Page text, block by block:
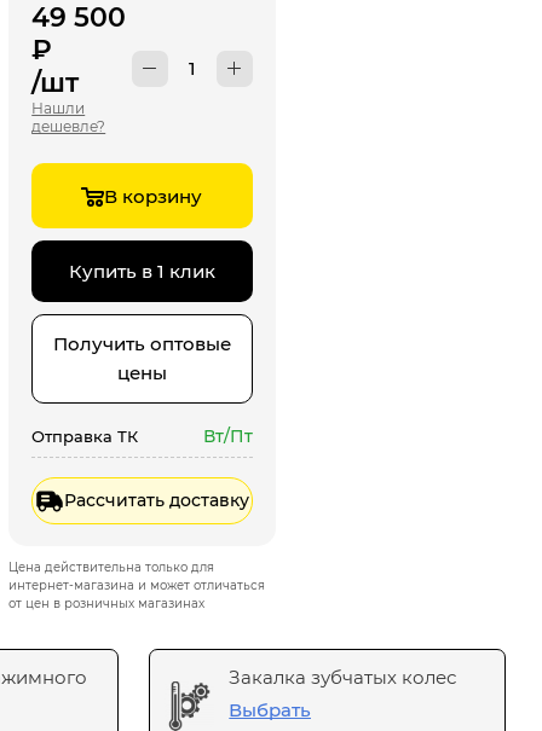
49 500
₽
/шт
Нашли
дешевле?
В корзину
Купить в 1 клик
Получить оптовые
цены
Отправка ТК Вт/Пт
Рассчитать доставку
Цена действительна только для
интернет-магазина и может отличаться
от цен в розничных магазинах
Закалка зубчатых колес
Выбрать